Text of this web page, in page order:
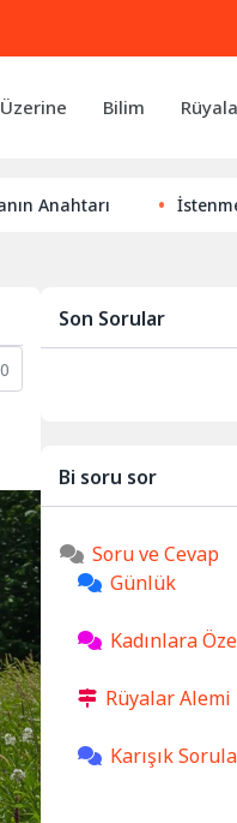
Bilim
İstenmeyen
0
Son Sorular
Bi soru sor
Soru ve Cevap
Günlük
Kadınlara
Rüyalar Alemi
Karışık